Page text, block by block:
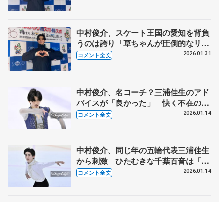
中村俊介、スケート王国の愛知を背負
うのは誇り「草ちゃんが圧倒的なリー
ダー、ついていく」【国民スポーツ大
コメント全文 2026.01.31
中村俊介、名コーチ？三浦佳生のアド
バイスが「良かった」 快く不在のポ
ジションを「やっちゃうよ！」【日本
コメント全文 2026.01.14
中村俊介、同じ年の五輪代表三浦佳生
から刺激 ひたむきな千葉百音は「練
習から尊敬するスケーター」【日本学
コメント全文 2026.01.14